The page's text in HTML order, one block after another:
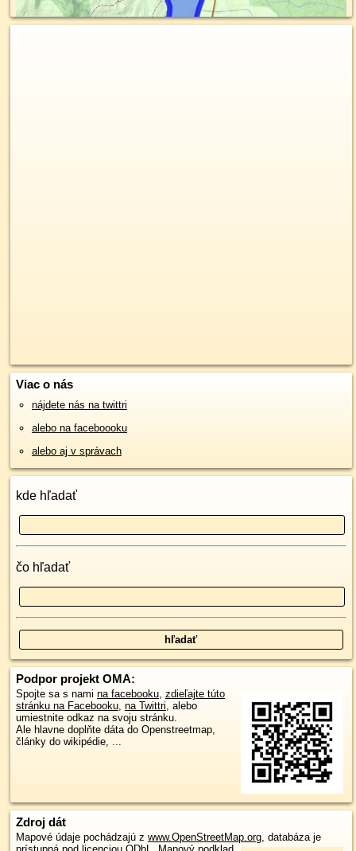
Viac o nás
nájdete nás na twittri
alebo na faceboooku
alebo aj v správach
kde hľadať
čo hľadať
Podpor projekt OMA:
Spojte sa s nami na facebooku, zdieľajte túto
stránku na Facebooku, na Twittri, alebo
umiestnite odkaz na svoju stránku.
Ale hlavne doplňte dáta do Openstreetmap,
články do wikipédie, ...
Zdroj dát
Mapové údaje pochádzajú z www.OpenStreetMap.org, databáza je